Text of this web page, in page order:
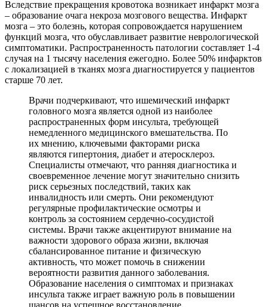
Вследствие прекращения кровотока возникает инфаркт мозга
– образование очага некроза мозгового вещества. Инфаркт
мозга – это болезнь, которая сопровождается нарушением
функций мозга, что обуславливает развитие неврологической
симптоматики. Распространенность патологии составляет 1-4
случая на 1 тысячу населения ежегодно. Более 50% инфарктов
с локализацией в тканях мозга диагностируется у пациентов
старше 70 лет.
Врачи подчеркивают, что ишемический инфаркт
головного мозга является одной из наиболее
распространенных форм инсульта, требующей
немедленного медицинского вмешательства. По
их мнению, ключевыми факторами риска
являются гипертония, диабет и атеросклероз.
Специалисты отмечают, что ранняя диагностика и
своевременное лечение могут значительно снизить
риск серьезных последствий, таких как
инвалидность или смерть. Они рекомендуют
регулярные профилактические осмотры и
контроль за состоянием сердечно-сосудистой
системы. Врачи также акцентируют внимание на
важности здорового образа жизни, включая
сбалансированное питание и физическую
активность, что может помочь в снижении
вероятности развития данного заболевания.
Образование населения о симптомах и признаках
инсульта также играет важную роль в повышении
шансов на успешное восстановление.